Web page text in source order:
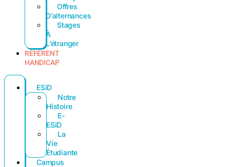
Offres
D’alternances
Stages
À
L’étranger
RÉFÉRENT
HANDICAP
ESiD
Notre
Histoire
E-
ESiD
La
Vie
Étudiante
Campus